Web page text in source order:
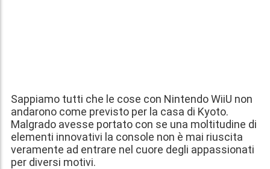
Sappiamo tutti che le cose con Nintendo WiiU non
andarono come previsto per la casa di Kyoto.
Malgrado avesse portato con se una moltitudine di
elementi innovativi la console non è mai riuscita
veramente ad entrare nel cuore degli appassionati
per diversi motivi.